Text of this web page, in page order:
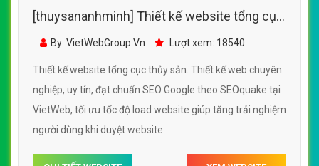
[thuysananhminh] Thiết kế website tổng cục
thủy sản đẹp, chuyên nghiệp chuẩn SEO
By: VietWebGroup.Vn Lượt xem: 18540
Thiết kế website tổng cục thủy sản. Thiết kế web chuyên
nghiệp, uy tín, đạt chuẩn SEO Google theo SEOquake tại
VietWeb, tối ưu tốc độ load website giúp tăng trải nghiệm
người dùng khi duyệt website.